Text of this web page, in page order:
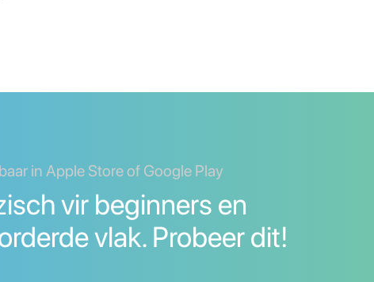
in Apple Store of Google Play
vir beginners en
vlak. Probeer dit!